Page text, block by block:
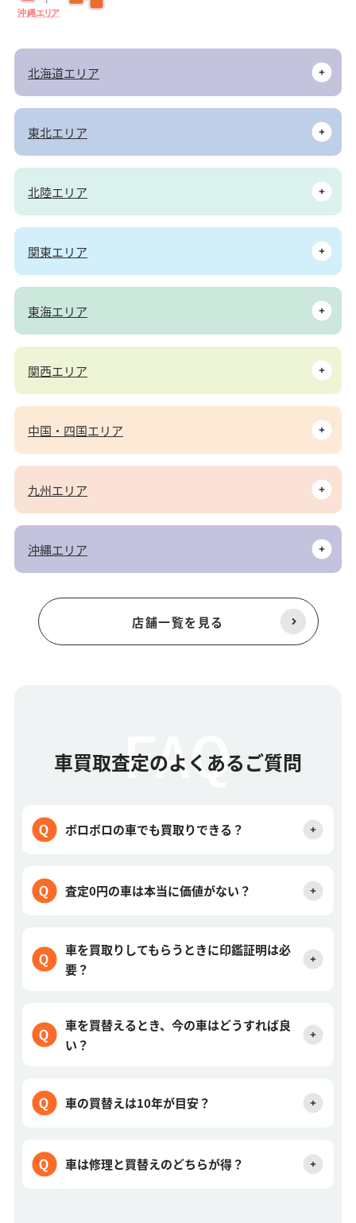
沖縄エリア
北海道エリア
東北エリア
北陸エリア
関東エリア
東海エリア
関西エリア
中国・四国エリア
九州エリア
沖縄エリア
店舗一覧を見る
車買取査定のよくあるご質問
ボロボロの車でも買取りできる？
査定0円の車は本当に価値がない？
車を買取りしてもらうときに印鑑証明は必
要？
車を買替えるとき、今の車はどうすれば良
い？
車の買替えは10年が目安？
車は修理と買替えのどちらが得？